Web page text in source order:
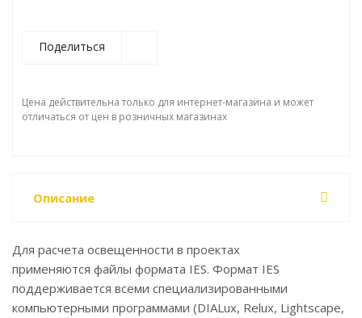
Поделиться
Цена действительна только для интернет-магазина и может
отличаться от цен в розничных магазинах
Описание
Для расчета освещенности в проектах
применяются файлы формата IES. Формат IES
поддерживается всеми специализированными
компьютерными программами (DIALux, Relux, Lightscape,